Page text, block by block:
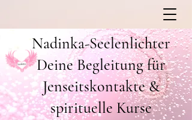
Nadinka-Seelenlichter
Deine Begleitung für
Jenseitskontakte &
spirituelle Kurse